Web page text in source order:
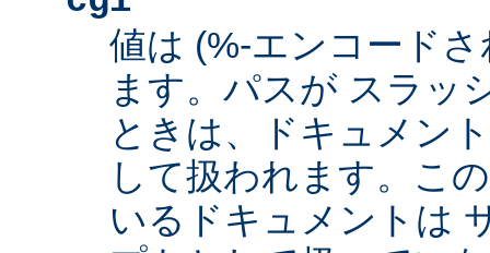
値は (%-エンコード
ます。パスが スラッ
ときは、ドキュメン
して扱われます。こ
いるドキュメントは